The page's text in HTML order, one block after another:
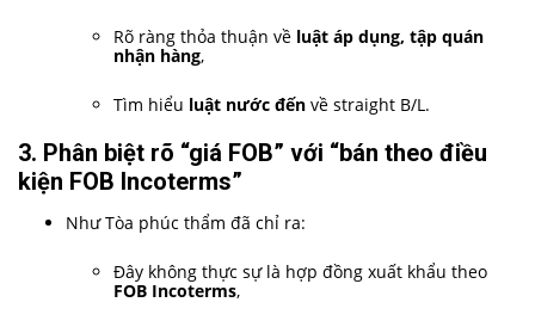
Rõ ràng thỏa thuận về luật áp dụng, tập quán
nhận hàng,
Tìm hiểu luật nước đến về straight B/L.
3. Phân biệt rõ “giá FOB” với “bán theo điều
kiện FOB Incoterms”
Như Tòa phúc thẩm đã chỉ ra:
Đây không thực sự là hợp đồng xuất khẩu theo
FOB Incoterms,